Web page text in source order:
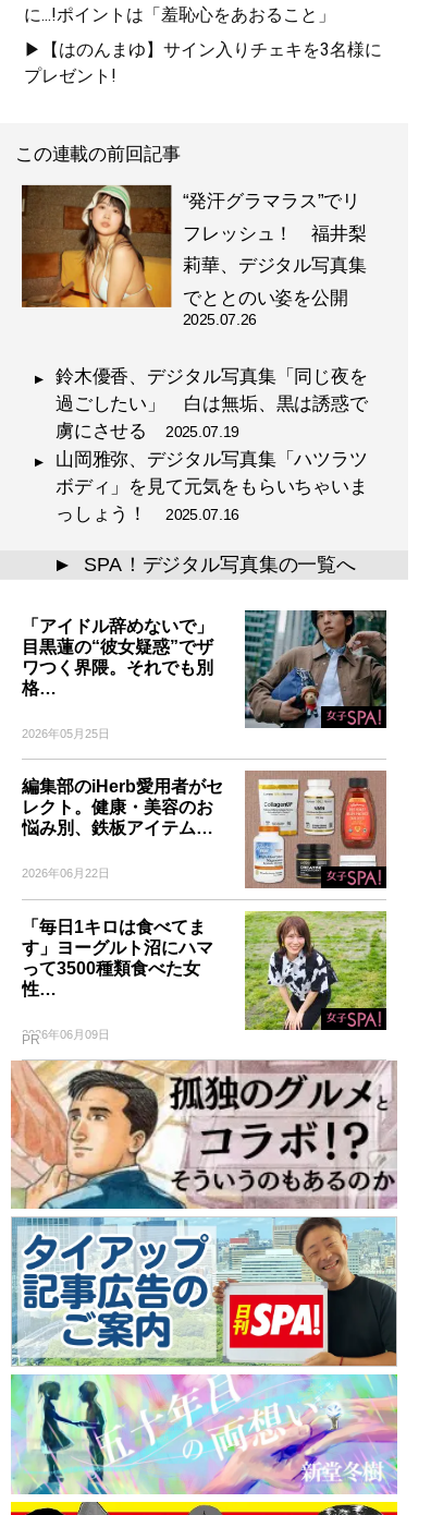
に...!ポイントは「羞恥心をあおること」
▶【はのんまゆ】サイン入りチェキを3名様に
プレゼント!
この連載の前回記事
“発汗グラマラス”でリ
フレッシュ！ 福井梨
莉華、デジタル写真集
でととのい姿を公開
2025.07.26
鈴木優香、デジタル写真集「同じ夜を
過ごしたい」 白は無垢、黒は誘惑で
虜にさせる 2025.07.19
山岡雅弥、デジタル写真集「ハツラツ
ボディ」を見て元気をもらいちゃいま
っしょう！ 2025.07.16
▲ SPA！デジタル写真集の一覧へ
「アイドル辞めないで」
目黒蓮の“彼女疑惑”でザ
ワつく界隈。それでも別
格…
2026年05月25日
編集部のiHerb愛用者がセ
レクト。健康・美容のお
悩み別、鉄板アイテム…
2026年06月22日
「毎日1キロは食べてま
す」ヨーグルト沼にハマ
って3500種類食べた女
性…
2026年06月09日
PR